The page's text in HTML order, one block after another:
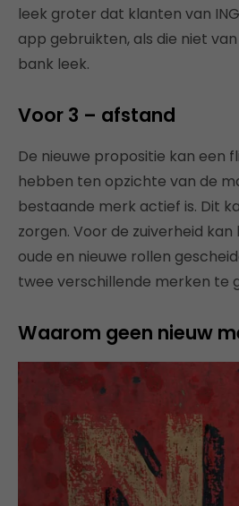
leek groter dat klanten van
app gebruikten, als die niet
bank leek.
Voor 3 – afstand
De nieuwe propositie kan een
hebben ten opzichte van de
bestaande merk actief is. Dit
zorgen. Voor de zuiverheid
oude en nieuwe rollen
twee verschillende merken te
Waarom geen nieuw